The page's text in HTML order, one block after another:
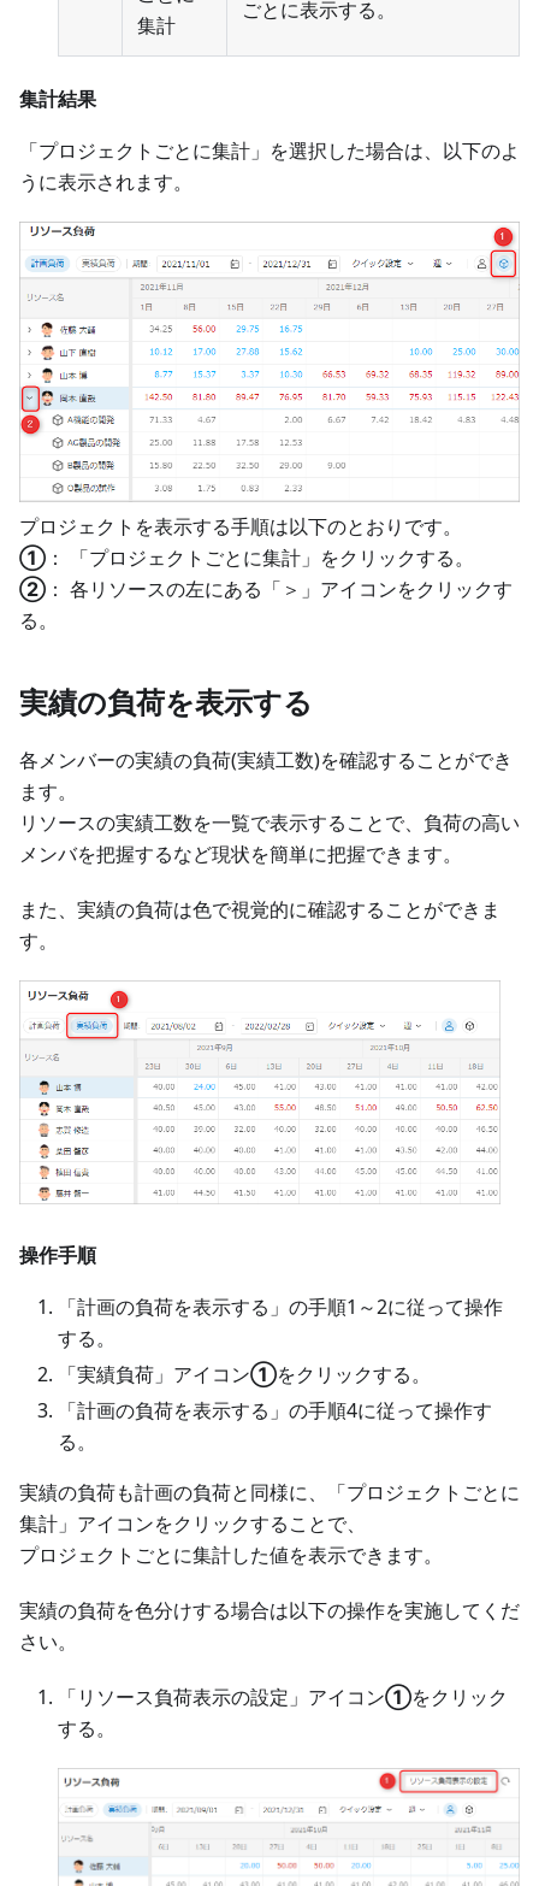
集計
ごとに表示する。
集計結果
「プロジェクトごとに集計」を選択した場合は、以下のよ
うに表示されます。
プロジェクトを表示する手順は以下のとおりです。
① ： 「プロジェクトごとに集計」をクリックする。
② ： 各リソースの左にある「＞」アイコンをクリックす
る。
実績の負荷を表示する
各メンバーの実績の負荷(実績工数)を確認することができ
ます。
リソースの実績工数を一覧で表示することで、負荷の高い
メンバを把握するなど現状を簡単に把握できます。
また、実績の負荷は色で視覚的に確認することができま
す。
操作手順
「計画の負荷を表示する」の手順1～2に従って操作
する。
「実績負荷」アイコン①をクリックする。
「計画の負荷を表示する」の手順4に従って操作す
る。
実績の負荷も計画の負荷と同様に、「プロジェクトごとに
集計」アイコンをクリックすることで、
プロジェクトごとに集計した値を表示できます。
実績の負荷を色分けする場合は以下の操作を実施してくだ
さい。
「リソース負荷表示の設定」アイコン①をクリック
する。